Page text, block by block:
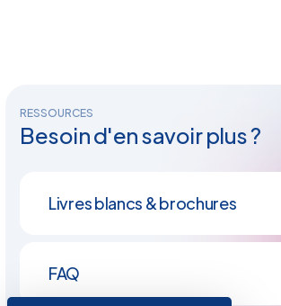
RESSOURCES
Besoin d'en savoir plus ?
Livres blancs & brochures
FAQ